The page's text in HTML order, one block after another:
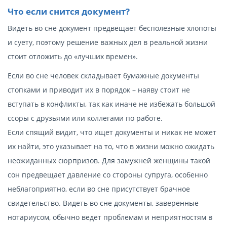
Что если снится документ?
Видеть во сне документ предвещает бесполезные хлопоты
и суету, поэтому решение важных дел в реальной жизни
стоит отложить до «лучших времен».
Если во сне человек складывает бумажные документы
стопками и приводит их в порядок – наяву стоит не
вступать в конфликты, так как иначе не избежать большой
ссоры с друзьями или коллегами по работе.
Если спящий видит, что ищет документы и никак не может
их найти, это указывает на то, что в жизни можно ожидать
неожиданных сюрпризов. Для замужней женщины такой
сон предвещает давление со стороны супруга, особенно
неблагоприятно, если во сне присутствует брачное
свидетельство. Видеть во сне документы, заверенные
нотариусом, обычно ведет проблемам и неприятностям в